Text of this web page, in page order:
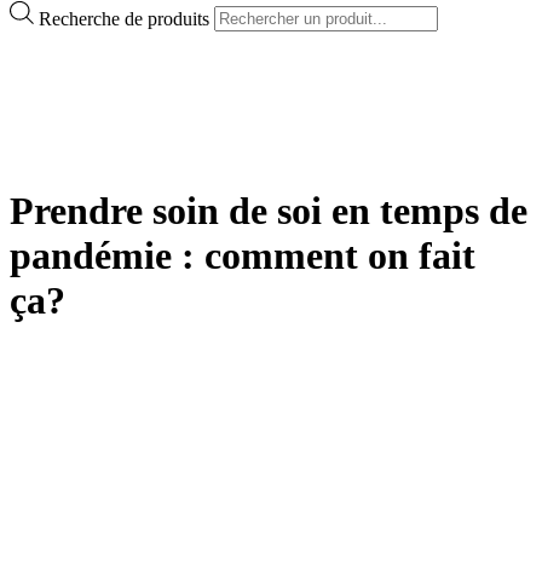
Recherche de produits
Prendre soin de soi en temps de
pandémie : comment on fait
ça?